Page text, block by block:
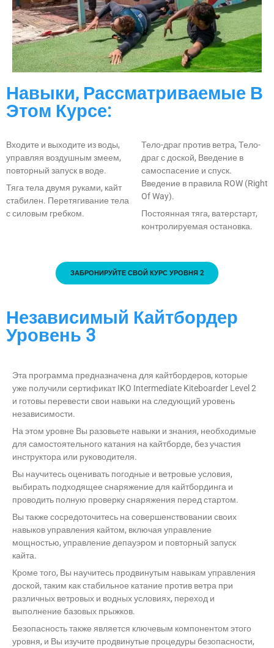
Навыки, Рассматриваемые В
Этом Курсе:
Входите и выходите из воды,
управляя воздушным змеем,
повторный запуск в воде.
Тяга тела двумя руками, кайт
стабилен. Перетягивание тела
с силовым гребком.
Тело-драг против ветра, Тело-
драг с доской, Введение в
самоспасение и спуск.
Введение в правила ROW (Right
Of Way).
Постоянная тяга, ватерстарт,
контролируемая остановка.
ЗАБРОНИРУЙТЕ СВОЙ КУРС УРОВНЯ 2
Независимый Кайтбордер
Уровень 3
Эта программа предназначена для кайтбордеров, которые
уже получили сертификат IKO Intermediate Kiteboarder Level 2
и готовы перевести свои навыки на следующий уровень
независимости.
На этом уровне Вы разовьете навыки и знания, необходимые
для самостоятельного катания на кайтборде, без участия
инструктора или руководителя.
Вы научитесь оценивать погодные и ветровые условия,
выбирать подходящее снаряжение для кайтбординга и
проводить полную проверку снаряжения перед стартом.
Вы также сосредоточитесь на совершенствовании своих
навыков управления кайтом, включая управление
мощностью, управление депауэром и повторный запуск
кайта.
Кроме того, Вы научитесь продвинутым навыкам управления
доской, таким как стабильное катание против ветра при
различных ветровых и водных условиях, переход и
выполнение базовых прыжков.
Безопасность также является ключевым компонентом этого
уровня, и Вы изучите продвинутые процедуры безопасности,